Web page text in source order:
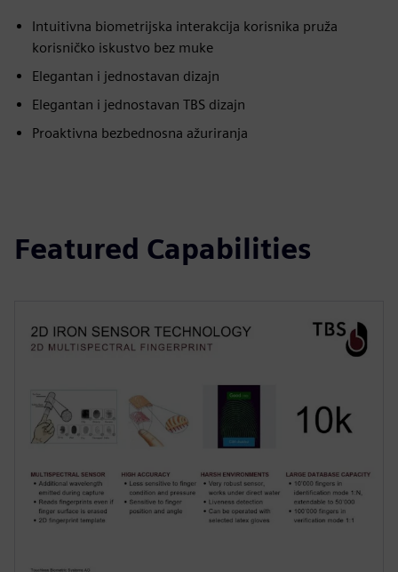
Intuitivna biometrijska interakcija korisnika pruža
korisničko iskustvo bez muke
Elegantan i jednostavan dizajn
Elegantan i jednostavan TBS dizajn
Proaktivna bezbednosna ažuriranja
Featured Capabilities